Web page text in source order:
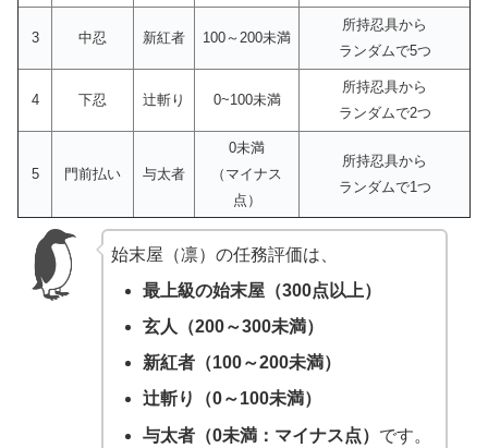
3 中忍 新紅者 100～200未満
所持忍具から
ランダムで5つ
4 下忍 辻斬り 0~100未満
所持忍具から
ランダムで2つ
5 門前払い 与太者
0未満
（マイナス
点）
所持忍具から
ランダムで1つ
始末屋（凛）の任務評価は、
最上級の始末屋（300点以上）
玄人（200～300未満）
新紅者（100～200未満）
辻斬り（0～100未満）
与太者（0未満：マイナス点） です。